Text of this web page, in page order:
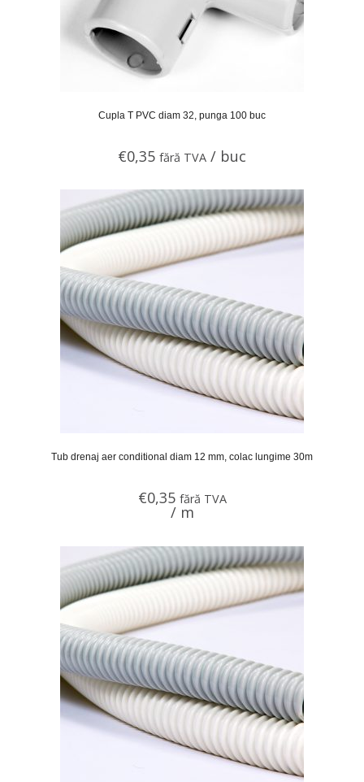
Cupla T PVC diam 32, punga 100 buc
€0,35 fără TVA / buc
Tub drenaj aer conditional diam 12 mm, colac lungime 30m
€0,35 fără TVA
/ m